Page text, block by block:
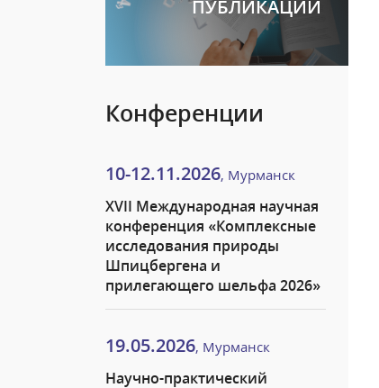
ПУБЛИКАЦИИ
Конференции
10-12.11.2026, Мурманск
XVII Международная научная
конференция «Комплексные
исследования природы
Шпицбергена и
прилегающего шельфа 2026»
19.05.2026, Мурманск
Научно-практический